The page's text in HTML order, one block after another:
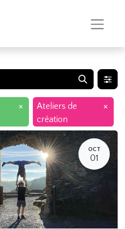
×
Ateliers de
création
×
OCT
01